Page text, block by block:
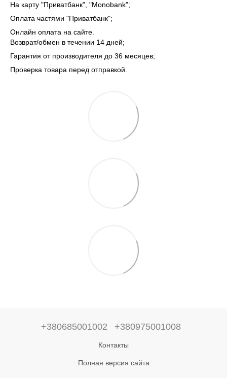
На карту "Приватбанк", "Monobank";
Оплата частями "Приватбанк";
Онлайн оплата на сайте.
Возврат/обмен в течении 14 дней;
Гарантия от производителя до 36 месяцев;
Проверка товара перед отправкой.
+380685001002 +380975001008
Контакты
Полная версия сайта